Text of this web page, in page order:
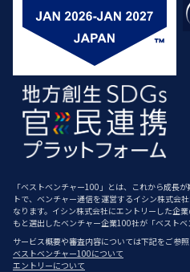
「ベストベンチャー100」とは、これから成長
トで、ベンチャー通信を運営するイシン株式会
なります。イシン株式会社にエントリーした企
もと選出したベンチャー企業100社が「ベストベ
サービス概要や審査内容については下記をご参照
ベストベンチャー100について
エントリーについて